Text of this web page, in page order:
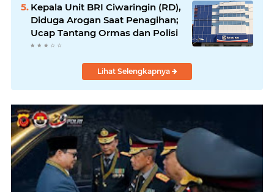
Kepala Unit BRI Ciwaringin (RD),
Diduga Arogan Saat Penagihan;
Ucap Tantang Ormas dan Polisi
Lihat Selengkapnya